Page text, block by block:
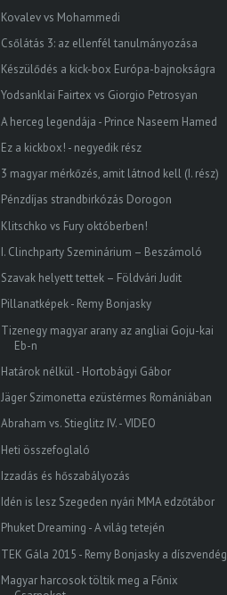
Kovalev vs Mohammedi
Csőlátás 3: az ellenfél tanulmányozása
Készülődés a kick-box Európa-bajnokságra
Yodsanklai Fairtex vs Giorgio Petrosyan
A herceg legendája - Prince Naseem Hamed
Ez a kickbox! - negyedik rész
3 magyar mérkőzés, amit látnod kell (I. rész)
Pénzdíjas strandbirkózás Dorogon
Klitschko vs Fury októberben!
I. Clinchparty Szeminárium – Beszámoló
Szavak helyett tettek – Földvári Judit
Pillanatképek - Remy Bonjasky
Tizenegy magyar arany az angliai Goju-kai
Eb-n
Határok nélkül - Hortobágyi Gábor
Jäger Szimonetta ezüstérmes Romániában
Abraham vs. Stieglitz IV. - VIDEO
Heti összefoglaló
Izzadás és hőszabályozás
Idén is lesz Szegeden nyári MMA edzőtábor
Phuket Dreaming - A világ tetején
TEK Gála 2015 - Remy Bonjasky a díszvendég
Magyar harcosok töltik meg a Főnix